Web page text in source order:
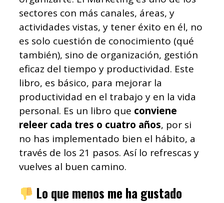
sectores con más canales, áreas, y
actividades vistas, y tener éxito en él, no
es solo cuestión de conocimiento (qué
también), sino de organización, gestión
eficaz del tiempo y productividad. Este
libro, es básico, para mejorar la
productividad en el trabajo y en la vida
personal. Es un libro que conviene
releer cada tres o cuatro años, por si
no has implementado bien el hábito, a
través de los 21 pasos. Así lo refrescas y
vuelves al buen camino.
Lo que menos me ha gustado